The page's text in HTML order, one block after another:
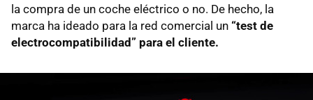
la compra de un coche eléctrico o no. De hecho, la
marca ha ideado para la red comercial un “test de
electrocompatibilidad” para el cliente.